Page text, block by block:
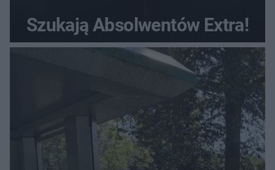
Szukają Absolwentów Extra!